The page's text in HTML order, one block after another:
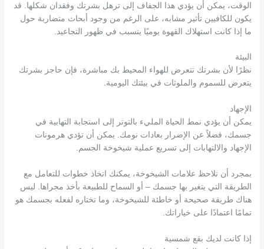
الوقت، يمكن أن يؤدي هذا الجفاف إلى ترهل بشرتك وفقدان شكلها. قد
يكون للكافيين تأثير مشابه، على الرغم من وجود أبحاث متضاربة حول
ما إذا كانت استهلاك القهوة يوميًا يتسبب في ظهور التجاعيد.
البيئة
نظرًا لأن بشرتك تتعرض للهواء المحيط بك مباشرة، فإن حاجز بشرتك
يتعرض للسموم والملوثات في بيئتك اليومية.
الإجهاد
يمكن أن يؤدي نمط الحياة المليء بالتوتر إلى استجابة التهابية في
جسمك، فضلاً عن الإضرار بعادات نومك. يمكن أن تؤدي هرمونات
الإجهاد والالتهابات إلى تسريع عملية شيخوخة الجسم.
بمجرد أن تلاحظ علامات الشيخوخة، يمكنك اتخاذ خطوات للتعامل مع
الطريقة التي يتغير بها جسمك – أو السماح للطبيعة بأخذ مجراها. ليس
هناك طريقة صحيحة أو خاطئة للشيخوخة، وما تختاره لفعله بجسمك هو
تمامًا اعتمادًا على خياراتك.
إذا كانت لديك بقع شمسية